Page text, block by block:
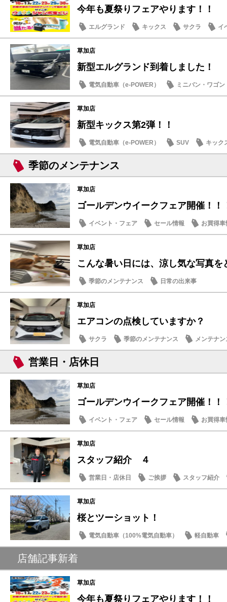
今年も夏祭りフェアやります！！
エルグランド キックス サクラ イ
草加店
新型エルグランド到着しました！
電気自動車（e-POWER）
ミニバン・ワゴン
試乗車・展示車
新型車
草加店
新型キックス第2弾！！
電気自動車（e-POWER） SUV キック
季節のメンテナンス
草加店
ゴールデンウイークフェア開催！！
イベント・フェア セール情報
お買得車
営業日・店休日
草加店
こんな暑い日には、涼し気な写真を
季節のメンテナンス 日常の出来事
草加店
エアコンの点検していますか？
サクラ 季節のメンテナンス メンテナ
営業日・店休日
草加店
ゴールデンウイークフェア開催！！
イベント・フェア セール情報
お買得車
営業日・店休日
草加店
スタッフ紹介 ４
営業日・店休日 ご挨拶 スタッフ紹介
草加店
桜とツーショット！
電気自動車（100%電気自動車）
軽自動車
営業日・店休日
店舗記事新着
草加店
今年も夏祭りフェアやります！！